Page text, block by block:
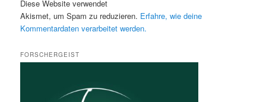
Diese Website verwendet
Akismet, um Spam zu reduzieren. Erfahre, wie deine
Kommentardaten verarbeitet werden.
FORSCHERGEIST